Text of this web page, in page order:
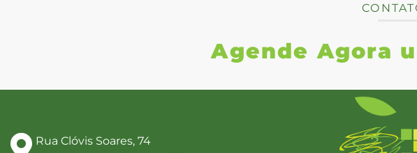
Agende Agora
Rua Clóvis Soares, 74